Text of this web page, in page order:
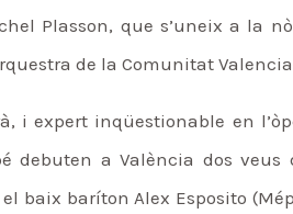
Plasson, que s’uneix a la
de la Comunitat
i expert inqüestionable en
debuten a València dos
baix baríton Alex Esposito